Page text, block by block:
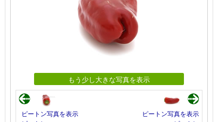
もう少し大きな写真を表示
ピートン写真を表示
ピートン写真を表示